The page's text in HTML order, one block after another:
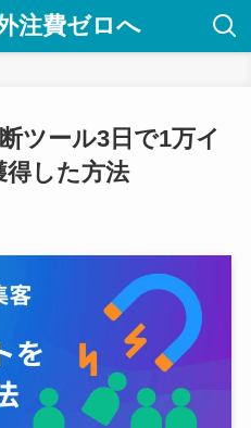
注費ゼロへ
ツール3日で1万イ
得した方法